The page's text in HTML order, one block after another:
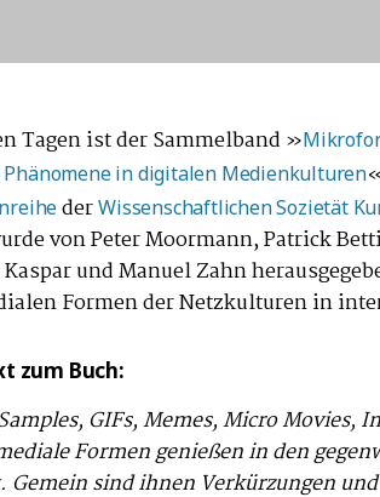
Tagen ist der Sammelband »
in digitalen Medienkulturen
derWissenschaftlichen Sozietät
von Peter Moormann, Patrick
und Manuel Zahn
Formen der Netzkulturen in
zum Buch:
GIFs, Memes, Micro Movies,
Formen genießen in den
Gemein sind ihnen Verkürzungen